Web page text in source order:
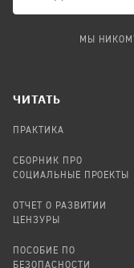
МЫ
ЧИТАТЬ
ПРАКТИКА
СБОРНИК ПРО
СОЦИАЛЬНЫЕ ПРОЕКТЫ
ОТЧЕТ О РАЗВИТИИ
ЦЕНЗУРЫ
ПОСОБИЕ ПО
БЕЗОПАСНОСТИ